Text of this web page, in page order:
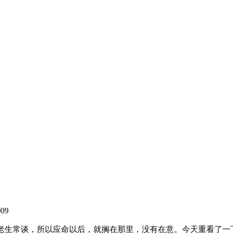
常谈，所以应命以后，就搁在那里，没有在意。今天重看了